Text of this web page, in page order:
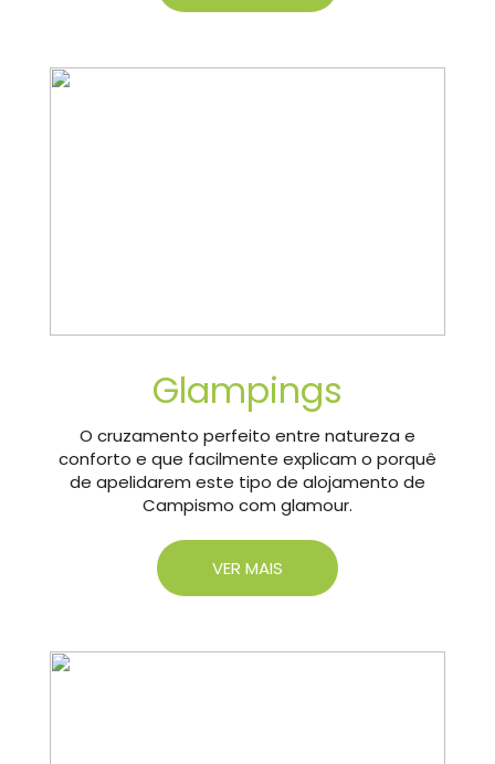
Glampings
O cruzamento perfeito entre natureza e
conforto e que facilmente explicam o porquê
de apelidarem este tipo de alojamento de
Campismo com glamour.
VER MAIS